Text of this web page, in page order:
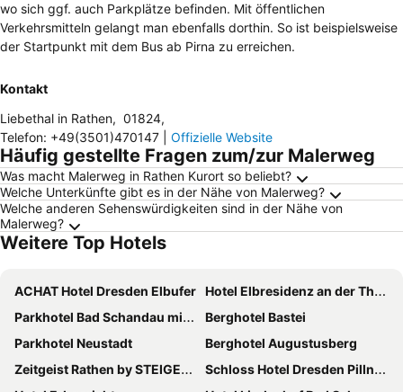
wo sich ggf. auch Parkplätze befinden. Mit öffentlichen
Verkehrsmitteln gelangt man ebenfalls dorthin. So ist beispielsweise
der Startpunkt mit dem Bus ab Pirna zu erreichen.
Kontakt
Liebethal in Rathen, 01824,
Telefon: +49(3501)470147 Offizielle Website
Häufig gestellte Fragen zum/zur Malerweg
Was macht Malerweg in Rathen Kurort so beliebt?
Welche Unterkünfte gibt es in der Nähe von Malerweg?
Welche anderen Sehenswürdigkeiten sind in der Nähe von
Malerweg?
Weitere Top Hotels
ACHAT Hotel Dresden Elbufer Hotel Elbresidenz an der Therme GmbH
Parkhotel Bad Schandau mit SPA
Berghotel Bastei
Parkhotel Neustadt
Berghotel Augustusberg
Zeitgeist Rathen by STEIGER Hotels
Schloss Hotel Dresden Pillnitz